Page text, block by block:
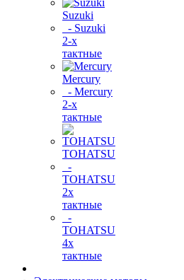
Suzuki
- Suzuki
2-х
тактные
Mercury
- Mercury
2-х
тактные
TOHATSU
-
TOHATSU
2х
тактные
-
TOHATSU
4х
тактные